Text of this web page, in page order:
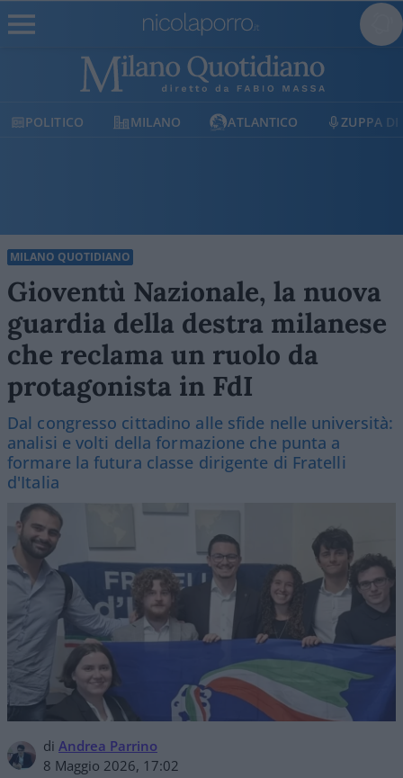
MILANO ATLANTICO ZUPPA DI
MILANO QUOTIDIANO
Gioventù Nazionale, la nuova
guardia della destra milanese
che reclama un ruolo da
protagonista in FdI
Dal congresso cittadino alle sfide nelle università:
analisi e volti della formazione che punta a
formare la futura classe dirigente di Fratelli
d'Italia
di Andrea Parrino
8 Maggio 2026, 17:02